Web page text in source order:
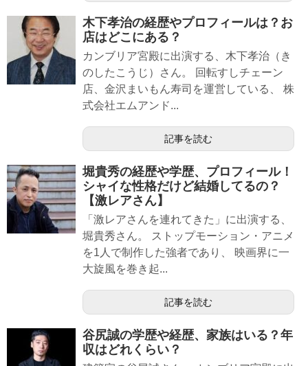
木下孝治の経歴やプロフィールは？お
店はどこにある？
カンブリア宮殿に出演する、木下孝治（き
のしたこうじ）さん。 回転すしチェーン
店、金沢まいもん寿司を運営している、 株
式会社エムアンド...
記事を読む
堀貴秀の経歴や学歴、プロフィール！
シャイな性格だけど結婚してるの？
【激レアさん】
「激レアさんを連れてきた」に出演する、
堀貴秀さん。 ストップモーション・アニメ
を1人で制作した強者であり、 映画界に一
大旋風を巻き起...
記事を読む
谷尻誠の学歴や経歴、家族はいる？年
収はどれくらい？